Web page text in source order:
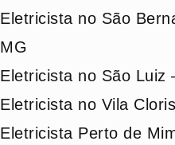
Eletricista no São
MG
Eletricista no São Luiz
Eletricista no Vila
Eletricista Perto de